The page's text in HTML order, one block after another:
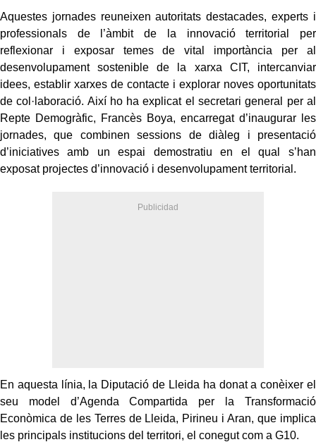
Aquestes jornades reuneixen autoritats destacades, experts i
professionals de l’àmbit de la innovació territorial per
reflexionar i exposar temes de vital importància per al
desenvolupament sostenible de la xarxa CIT, intercanviar
idees, establir xarxes de contacte i explorar noves oportunitats
de col·laboració. Així ho ha explicat el secretari general per al
Repte Demogràfic, Francès Boya, encarregat d’inaugurar les
jornades, que combinen sessions de diàleg i presentació
d’iniciatives amb un espai demostratiu en el qual s’han
exposat projectes d’innovació i desenvolupament territorial.
En aquesta línia, la Diputació de Lleida ha donat a conèixer el
seu model d’Agenda Compartida per la Transformació
Econòmica de les Terres de Lleida, Pirineu i Aran, que implica
les principals institucions del territori, el conegut com a G10.